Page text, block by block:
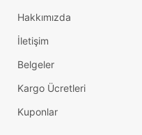
Hakkımızda
İletişim
Belgeler
Kargo Ücretleri
Kuponlar